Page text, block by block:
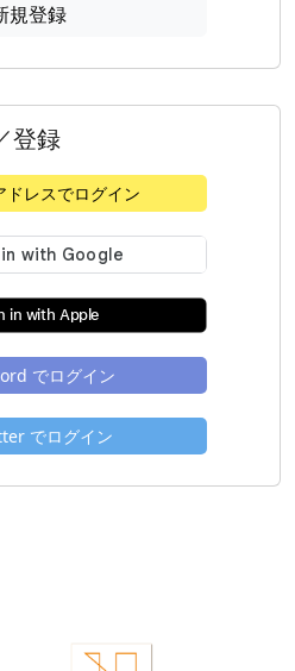
規登録
登録
ドレスでログイン
in with Apple
でログイン
でログイン